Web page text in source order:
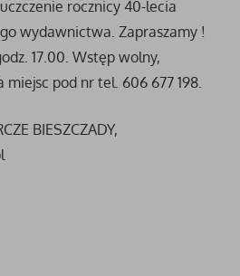
rocznicy 40-lecia
wydawnictwa. Zapraszamy !
17.00. Wstęp wolny,
pod nr tel. 606 677 198.
BIESZCZADY,